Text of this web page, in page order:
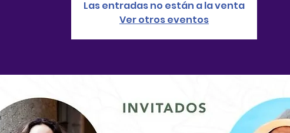
Las entradas no están a la venta
Ver otros eventos